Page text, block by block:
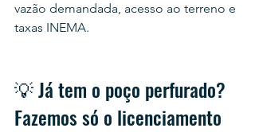
vazão demandada, acesso ao terreno e
taxas INEMA.
💡 Já tem o poço perfurado?
Fazemos só o licenciamento